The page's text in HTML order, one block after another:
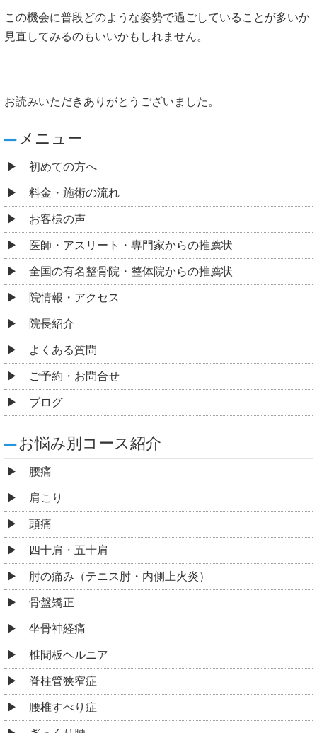
この機会に普段どのような姿勢で過ごしていることが多いか
見直してみるのもいいかもしれません。
お読みいただきありがとうございました。
メニュー
初めての方へ
料金・施術の流れ
お客様の声
医師・アスリート・専門家からの推薦状
全国の有名整骨院・整体院からの推薦状
院情報・アクセス
院長紹介
よくある質問
ご予約・お問合せ
ブログ
お悩み別コース紹介
腰痛
肩こり
頭痛
四十肩・五十肩
肘の痛み（テニス肘・内側上火炎）
骨盤矯正
坐骨神経痛
椎間板ヘルニア
脊柱管狭窄症
腰椎すべり症